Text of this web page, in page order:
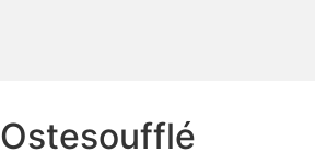
Ostesoufflé